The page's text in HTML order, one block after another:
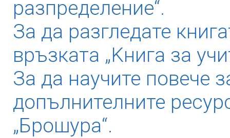
разпределение“.
За да разгледате
връзката „Kнига за
За да научите повече
допълнителните
„Брошура“.